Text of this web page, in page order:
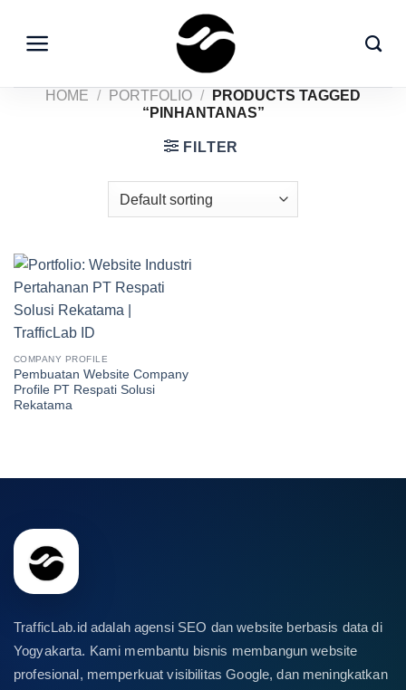
content
HOME / PORTFOLIO /
PRODUCTS TAGGED
“PINHANTANAS”
FILTER
COMPANY PROFILE
Pembuatan Website Company
Profile PT Respati Solusi
Rekatama
TrafficLab.id adalah agensi SEO dan website berbasis data di
Yogyakarta. Kami membantu bisnis membangun website
profesional, memperkuat visibilitas Google, dan meningkatkan